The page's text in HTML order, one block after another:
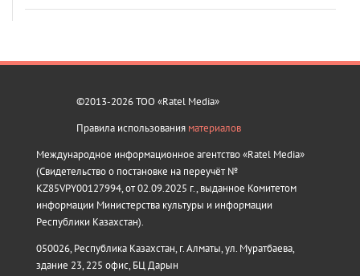
©2013-2026 ТОО «Ratel Media»
Правила использования материалов
Международное информационное агентство «Ratel Media»
(Свидетельство о постановке на переучёт №
KZ85VPY00127994, от 02.09.2025 г., выданное Комитетом
информации Министерства культуры и информации
Республики Казахстан).
050026, Республика Казахстан, г. Алматы, ул. Муратбаева,
здание 23, 225 офис, БЦ Дарын